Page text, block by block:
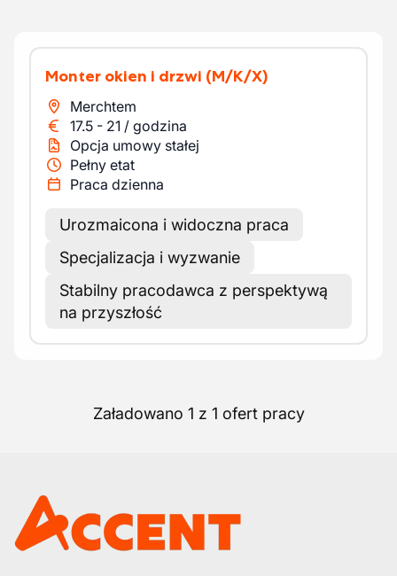
Monter okien i drzwi (M/K/X)
Merchtem
17.5 - 21 / godzina
Opcja umowy stałej
Pełny etat
Praca dzienna
Urozmaicona i widoczna praca
Specjalizacja i wyzwanie
Stabilny pracodawca z perspektywą
na przyszłość
Załadowano 1 z 1 ofert pracy